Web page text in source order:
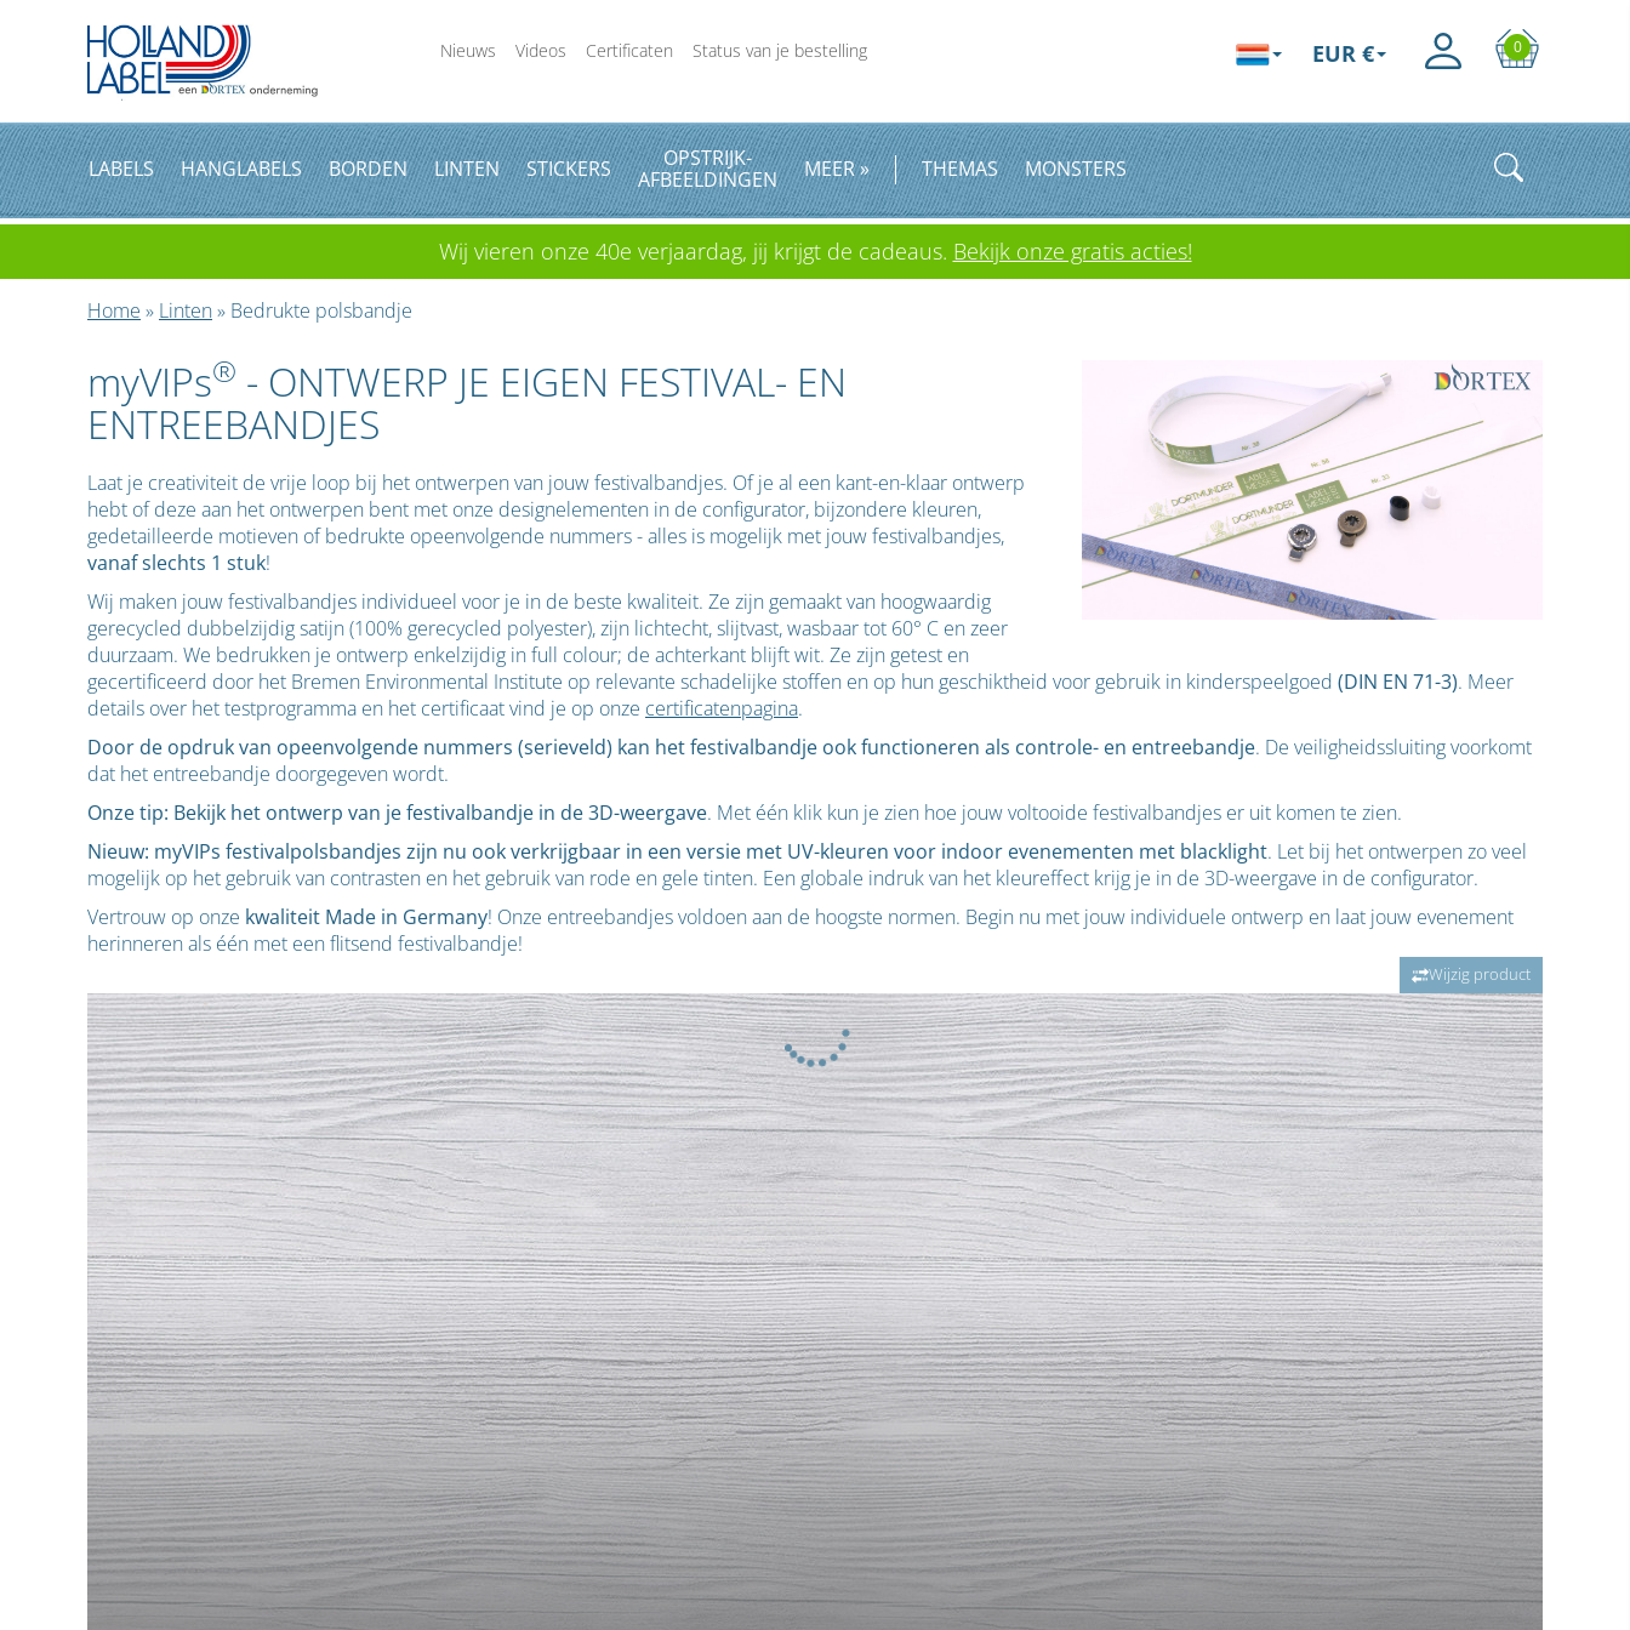
Nieuws Videos Certificaten Status van je bestelling 0
EUR €
LABELS HANGLABELS BORDEN LINTEN STICKERS OPSTRIJK-
AFBEELDINGEN
MEER » THEMAS MONSTERS
Wij vieren onze 40e verjaardag, jij krijgt de cadeaus. Bekijk onze gratis acties!
Home » Linten» Bedrukte polsbandje
myVIPs® - ONTWERP JE EIGEN FESTIVAL- EN
ENTREEBANDJES
Laat je creativiteit de vrije loop bij het ontwerpen van jouw festivalbandjes. Of je al een kant-en-klaar ontwerp
hebt of deze aan het ontwerpen bent met onze designelementen in de configurator, bijzondere kleuren,
gedetailleerde motieven of bedrukte opeenvolgende nummers - alles is mogelijk met jouw festivalbandjes,
vanaf slechts 1 stuk!
Wij maken jouw festivalbandjes individueel voor je in de beste kwaliteit. Ze zijn gemaakt van hoogwaardig
gerecycled dubbelzijdig satijn (100% gerecycled polyester), zijn lichtecht, slijtvast, wasbaar tot 60° C en zeer
duurzaam. We bedrukken je ontwerp enkelzijdig in full colour; de achterkant blijft wit. Ze zijn getest en
gecertificeerd door het Bremen Environmental Institute op relevante schadelijke stoffen en op hun geschiktheid voor gebruik in kinderspeelgoed (DIN EN 71-3). Meer
details over het testprogramma en het certificaat vind je op onze certificatenpagina.
Door de opdruk van opeenvolgende nummers (serieveld) kan het festivalbandje ook functioneren als controle- en entreebandje. De veiligheidssluiting voorkomt
dat het entreebandje doorgegeven wordt.
Onze tip: Bekijk het ontwerp van je festivalbandje in de 3D-weergave. Met één klik kun je zien hoe jouw voltooide festivalbandjes er uit komen te zien.
Nieuw: myVIPs festivalpolsbandjes zijn nu ook verkrijgbaar in een versie met UV-kleuren voor indoor evenementen met blacklight. Let bij het ontwerpen zo veel
mogelijk op het gebruik van contrasten en het gebruik van rode en gele tinten. Een globale indruk van het kleureffect krijg je in de 3D-weergave in de configurator.
Vertrouw op onze kwaliteit Made in Germany! Onze entreebandjes voldoen aan de hoogste normen. Begin nu met jouw individuele ontwerp en laat jouw evenement
herinneren als één met een flitsend festivalbandje!